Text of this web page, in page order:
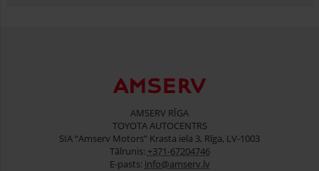
AMSERV RĪGA
TOYOTA AUTOCENTRS
SIA “Amserv Motors” Krasta iela 3, Rīga, LV-1003
Tālrunis: +371-67204746
E-pasts: info@amserv.lv